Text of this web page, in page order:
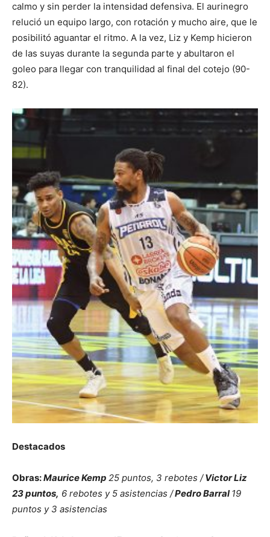
calmo y sin perder la intensidad defensiva. El aurinegro
relució un equipo largo, con rotación y mucho aire, que le
posibilitó aguantar el ritmo. A la vez, Liz y Kemp hicieron
de las suyas durante la segunda parte y abultaron el
goleo para llegar con tranquilidad al final del cotejo (90-
82).
Destacados
Obras:Maurice Kemp 25 puntos, 3 rebotes /Victor Liz
23 puntos, 6 rebotes y 5 asistencias /Pedro Barral19
puntos y 3 asistencias